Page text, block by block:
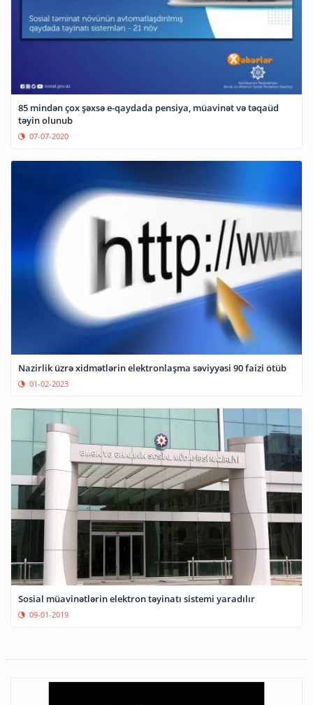
85 mindən çox şəxsə e-qaydada pensiya, müavinət və təqaüd
təyin olunub
07-07-2020
Nazirlik üzrə xidmətlərin elektronlaşma səviyyəsi 90 faizi ötüb
01-02-2023
Sosial müavinətlərin elektron təyinatı sistemi yaradılır
09-01-2019